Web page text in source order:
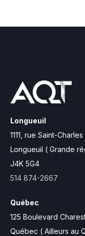
Longueuil
1111, rue Saint-Charles
Longueuil ( Grande
J4K 5G4
514 874-2667
Québec
125 Boulevard
Québec ( Ailleurs au